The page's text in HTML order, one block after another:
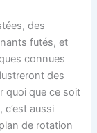
des
futés, et
connues
des
quoi que ce soit
aussi
de rotation